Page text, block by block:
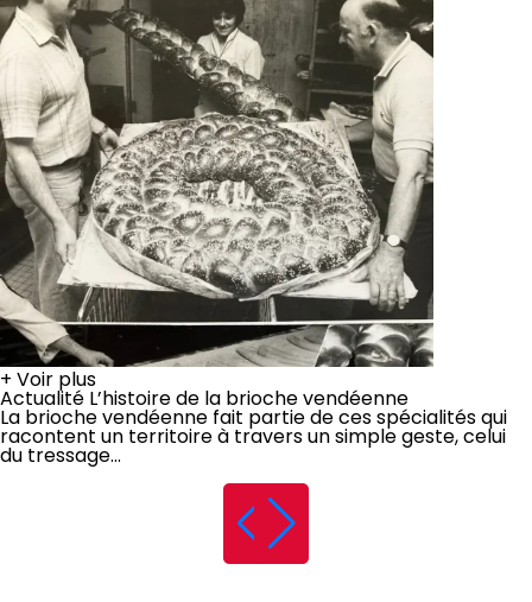
+ Voir plus
Actualité L’histoire de la brioche vendéenne
La brioche vendéenne fait partie de ces spécialités qui
racontent un territoire à travers un simple geste, celui
du tressage...